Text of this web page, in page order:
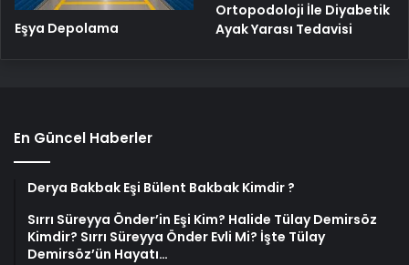
Eşya Depolama
Ortopodoloji İle Diyabetik
Ayak Yarası Tedavisi
En Güncel Haberler
Derya Bakbak Eşi Bülent Bakbak Kimdir ?
Sırrı Süreyya Önder’in Eşi Kim? Halide Tülay Demirsöz
Kimdir? Sırrı Süreyya Önder Evli Mi? İşte Tülay
Demirsöz’ün Hayatı…